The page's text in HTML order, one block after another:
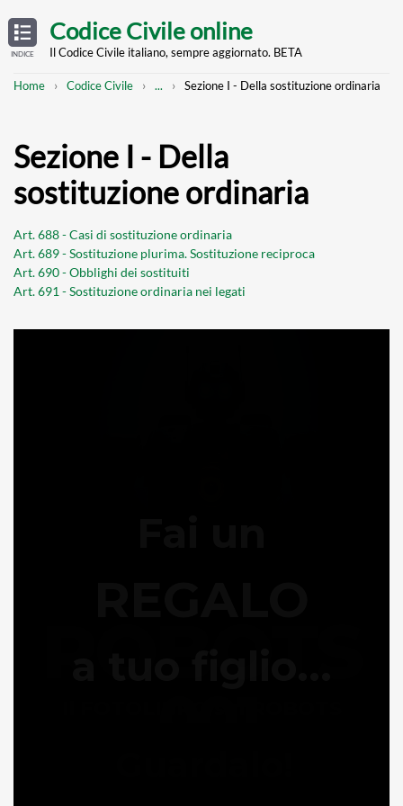
TABLE
OF
CONTENTS
INDICE
main
Codice Civile online
Il Codice Civile italiano, sempre aggiornato. BETA
Breadcrumb
Home Codice Civile
Mostra
... Sezione I - Della sostituzione ordinaria
Sezione I - Della
sostituzione ordinaria
Art. 688 - Casi di sostituzione ordinaria
Art. 689 - Sostituzione plurima. Sostituzione reciproca
Art. 690 - Obblighi dei sostituiti
Art. 691 - Sostituzione ordinaria nei legati